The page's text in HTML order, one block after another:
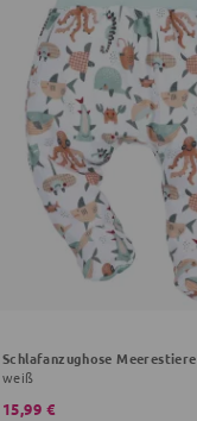
Schlafanzughose Meerestiere
weiß
15,99 €